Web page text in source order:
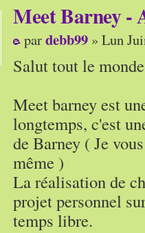
Meet Barney -
pardebb99 » Lun
Salut tout le
Meet barney est
longtemps, c'est
de Barney ( Je
même )
La réalisation de
projet personnel
temps libre.